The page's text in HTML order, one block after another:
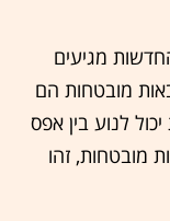
מגיעים
מובטחות הם
לנוע בין אפס
לדוגמה, 120 קצבאות מובטחות, זהו